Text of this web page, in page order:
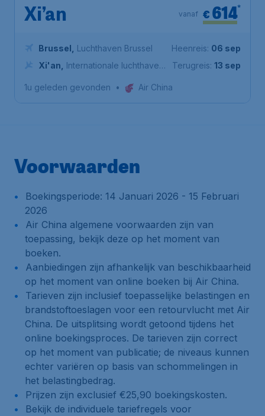
Xi’an € 614*
vanaf
Brussel
Luchthaven Brussel
Xi'an
Internationale luchthaven
Heenreis: 06 sep
Terugreis: 13 sep
1u geleden gevonden • Air China
Voorwaarden
Boekingsperiode: 14 Januari 2026 - 15 Februari
2026
Air China algemene voorwaarden zijn van
toepassing, bekijk deze op het moment van
boeken.
Aanbiedingen zijn afhankelijk van beschikbaarheid
op het moment van online boeken bij Air China.
Tarieven zijn inclusief toepasselijke belastingen en
brandstoftoeslagen voor een retourvlucht met Air
China. De uitsplitsing wordt getoond tijdens het
online boekingsproces. De tarieven zijn correct
op het moment van publicatie; de niveaus kunnen
echter variëren op basis van schommelingen in
het belastingbedrag.
Prijzen zijn exclusief €25,90 boekingskosten.
Bekijk de individuele tariefregels voor